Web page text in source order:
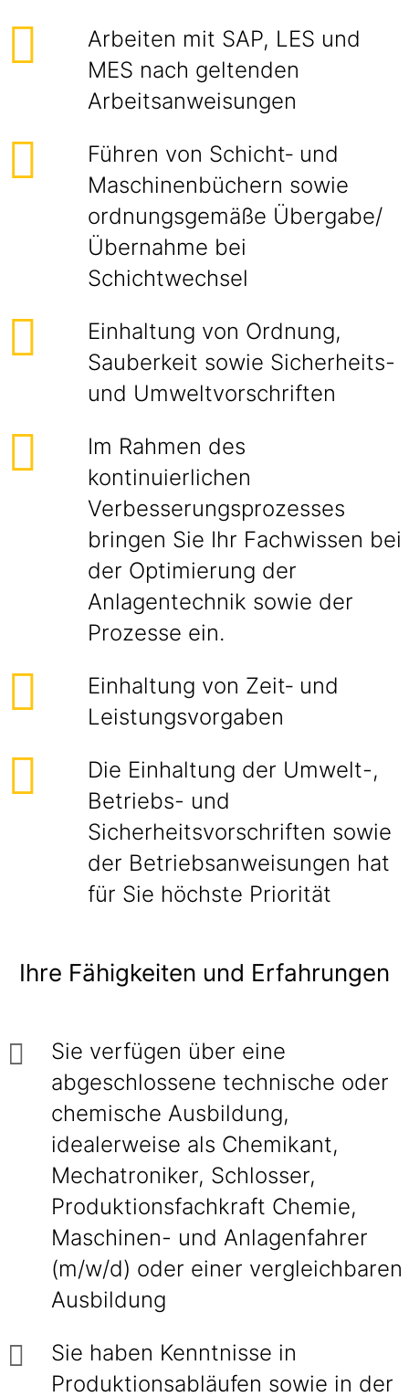
Arbeiten mit SAP, LES und
MES nach geltenden
Arbeitsanweisungen
Führen von Schicht‑ und
Maschinenbüchern sowie
ordnungsgemäße Übergabe/
Übernahme bei
Schichtwechsel
Einhaltung von Ordnung,
Sauberkeit sowie Sicherheits-
und Umweltvorschriften
Im Rahmen des
kontinuierlichen
Verbesserungsprozesses
bringen Sie Ihr Fachwissen bei
der Optimierung der
Anlagentechnik sowie der
Prozesse ein.
Einhaltung von Zeit‑ und
Leistungsvorgaben
Die Einhaltung der Umwelt-,
Betriebs- und
Sicherheitsvorschriften sowie
der Betriebsanweisungen hat
für Sie höchste Priorität
Ihre Fähigkeiten und Erfahrungen
Sie verfügen über eine
abgeschlossene technische oder
chemische Ausbildung,
idealerweise als Chemikant,
Mechatroniker, Schlosser,
Produktionsfachkraft Chemie,
Maschinen- und Anlagenfahrer
(m/w/d) oder einer vergleichbaren
Ausbildung
Sie haben Kenntnisse in
Produktionsabläufen sowie in der